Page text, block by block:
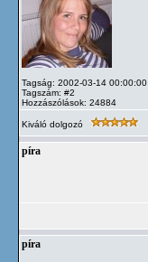
Tagság: 2002-03-14 00:00:00
Tagszám: #2
Hozzászólások: 24884
Kiváló dolgozó
píra
píra